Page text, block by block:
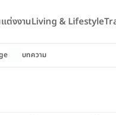
ต่งงานLiving & Lifestyle
บทความ